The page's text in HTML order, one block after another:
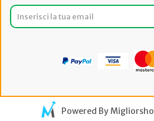
Powered By